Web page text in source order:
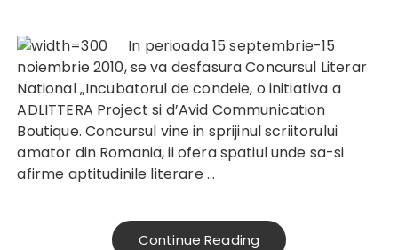
In perioada 15 septembrie-15
noiembrie 2010, se va desfasura Concursul Literar
National „Incubatorul de condeie, o initiativa a
ADLITTERA Project si d’Avid Communication
Boutique. Concursul vine in sprijinul scriitorului
amator din Romania, ii ofera spatiul unde sa-si
afirme aptitudinile literare…
Continue Reading